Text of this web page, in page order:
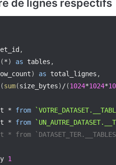
de lignes respectifs
,
(*) as tables ,
) as total_lignes ,
(sum(size_bytes)/(1024*1024*
* from `
* from `
* from
1